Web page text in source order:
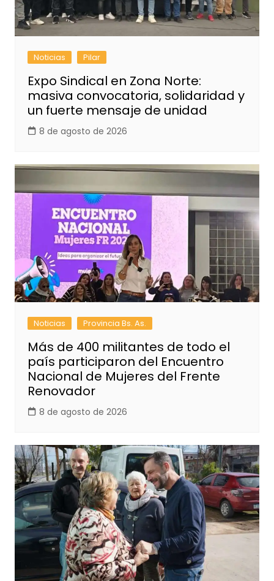
Noticias Pilar
Expo Sindical en Zona Norte:
masiva convocatoria, solidaridad y
un fuerte mensaje de unidad
8 de agosto de 2026
Noticias Provincia Bs. As.
Más de 400 militantes de todo el
país participaron del Encuentro
Nacional de Mujeres del Frente
Renovador
8 de agosto de 2026